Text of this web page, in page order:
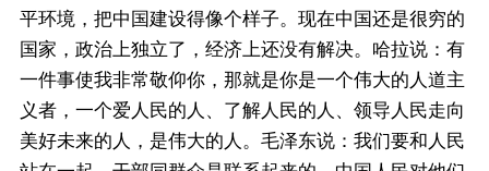
平环境，把中国建设得像个样子。现在中国还是很穷的
国家，政治上独立了，经济上还没有解决。哈拉说：有
一件事使我非常敬仰你，那就是你是一个伟大的人道主
义者，一个爱人民的人、了解人民的人、领导人民走向
美好未来的人，是伟大的人。毛泽东说：我们要和人民